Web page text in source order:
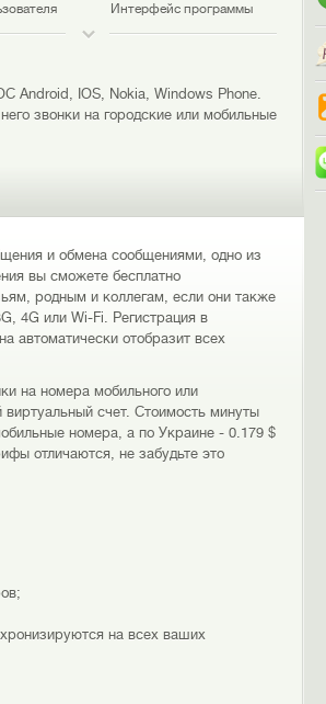
Интерфейс программы
Android, IOS, Nokia, Windows Phone.
звонки на городские или мобильные
и обмена сообщениями, одно из
вы сможете бесплатно
родным и коллегам, если они также
4G или Wi-Fi. Регистрация в
автоматически отобразит всех
на номера мобильного или
виртуальный счет. Стоимость минуты
номера, а по Украине - 0.179 $
отличаются, не забудьте это
на всех ваших